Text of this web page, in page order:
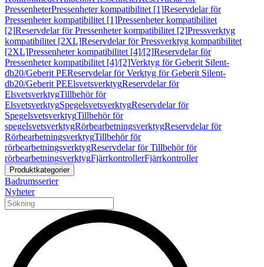
PressenheterPressenheter kompatibilitet [1]Reservdelar för
Pressenheter kompatibilitet [1]Pressenheter kompatibilitet
[2]Reservdelar för Pressenheter kompatibilitet [2]Pressverktyg
kompatibilitet [2XL]Reservdelar för Pressverktyg kompatibilitet
[2XL]Pressenheter kompatibilitet [4]/[2]Reservdelar för
Pressenheter kompatibilitet [4]/[2]Verktyg för Geberit Silent-
db20/Geberit PEReservdelar för Verktyg för Geberit Silent-
db20/Geberit PEElsvetsverktygReservdelar för
ElsvetsverktygTillbehör för
ElsvetsverktygSpegelsvetsverktygReservdelar för
SpegelsvetsverktygTillbehör för
spegelsvetsverktygRörbearbetningsverktygReservdelar för
RörbearbetningsverktygTillbehör för
rörbearbetningsverktygReservdelar för Tillbehör för
rörbearbetningsverktygFjärrkontrollerFjärrkontroller
Produktkategorier
Badrumsserier
Nyheter